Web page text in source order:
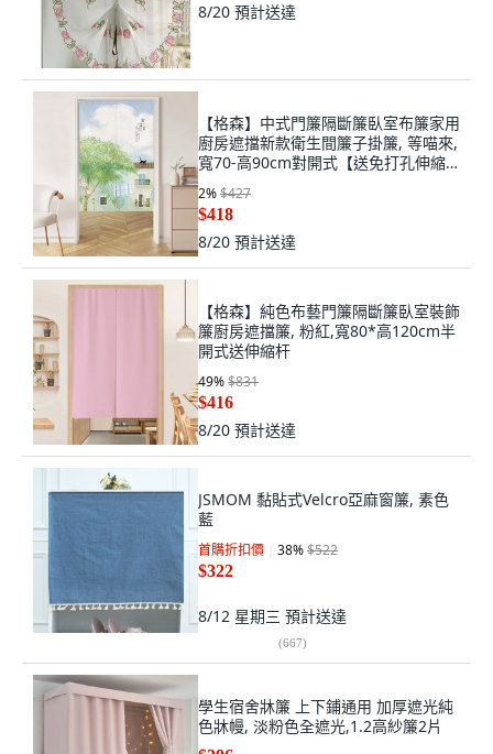
8/20 預計送達
【格森】中式門簾隔斷簾臥室布簾家用
廚房遮擋新款衛生間簾子掛簾, 等喵來,
寬70-高90cm對開式【送免打孔伸縮
2%$427
$418
8/20 預計送達
【格森】純色布藝門簾隔斷簾臥室裝飾
簾廚房遮擋簾, 粉紅,寬80*高120cm半
開式送伸縮杆
49%$831
$416
8/20 預計送達
JSMOM 黏貼式Velcro亞麻窗簾, 素色
藍
首購折扣價 38%$522
$322
8/12 星期三 預計送達
(667)
學生宿舍牀簾 上下鋪通用 加厚遮光純
色牀幔, 淡粉色全遮光,1.2高紗簾2片